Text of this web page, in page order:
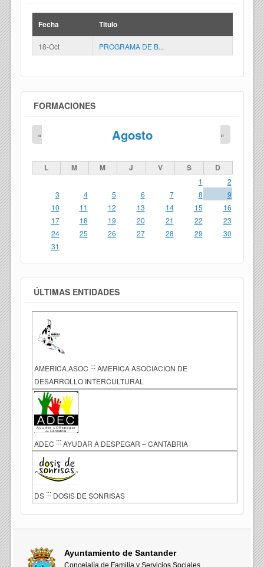
Fecha Titulo
18-Oct PROGRAMA DE B...
FORMACIONES
Agosto
« »
L M M J V S D
1
2
3
4 5 6 7 8
9
10
11 12 13 14 15
16
17
18 19 20 21 22
23
24
25 26 27 28 29
30
31
ÚLTIMAS ENTIDADES
AMERICA.ASOC ::: AMERICA ASOCIACION DE
DESARROLLO INTERCULTURAL
ADEC ::: AYUDAR A DESPEGAR – CANTABRIA
DS ::: DOSIS DE SONRISAS
Ayuntamiento de Santander
Concejalía de Familia y Servicios Sociales